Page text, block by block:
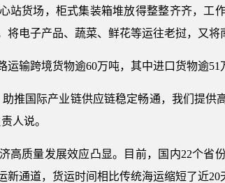
货场，柜式集装箱堆放得整整齐齐，工
电子产品、蔬菜、鲜花等运往老挝，又将
跨境货物逾60万吨，其中进口货物逾51
国际产业链供应链稳定畅通，我们提供
人说。
质量发展效应凸显。目前，国内22个省份
通道，货运时间相比传统海运缩短了近20